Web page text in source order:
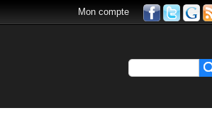
Mon compte